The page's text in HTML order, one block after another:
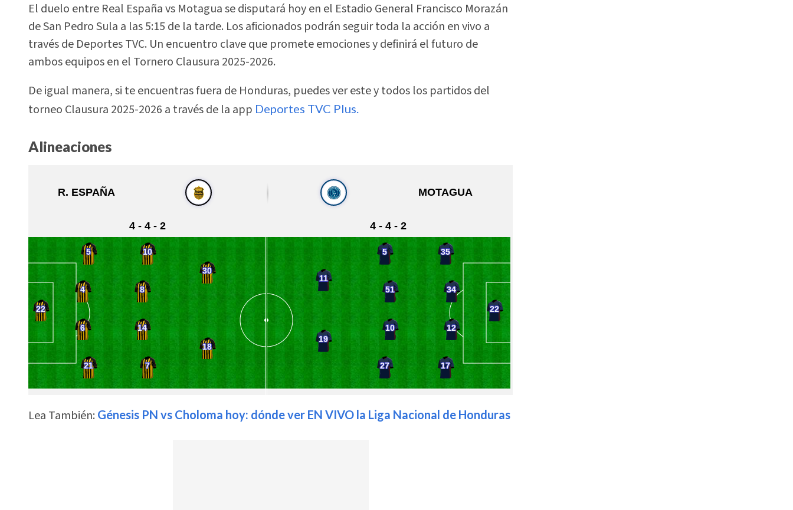
El duelo entre Real España vs Motagua se disputará hoy en el Estadio General Francisco Morazán
de San Pedro Sula a las 5:15 de la tarde. Los aficionados podrán seguir toda la acción en vivo a
través de Deportes TVC. Un encuentro clave que promete emociones y definirá el futuro de
ambos equipos en el Tornero Clausura 2025-2026.
De igual manera, si te encuentras fuera de Honduras, puedes ver este y todos los partidos del
torneo Clausura 2025-2026 a través de la app Deportes TVC Plus.
Alineaciones
Lea También: Génesis PN vs Choloma hoy: dónde ver EN VIVO la Liga Nacional de Honduras